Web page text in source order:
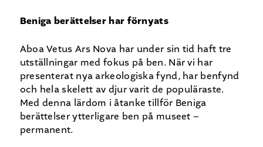
Beniga berättelser har förnyats
Aboa Vetus Ars Nova har under sin tid haft tre
utställningar med fokus på ben. När vi har
presenterat nya arkeologiska fynd, har benfynd
och hela skelett av djur varit de populäraste.
Med denna lärdom i åtanke tillför Beniga
berättelser ytterligare ben på museet –
permanent.